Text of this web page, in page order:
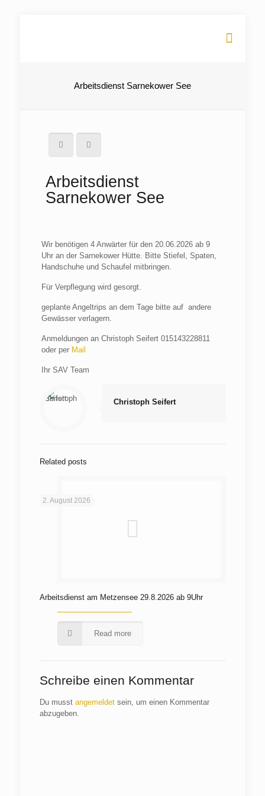
Arbeitsdienst Sarnekower See
Arbeitsdienst
Sarnekower See
Wir benötigen 4 Anwärter für den 20.06.2026 ab 9
Uhr an der Sarnekower Hütte. Bitte Stiefel, Spaten,
Handschuhe und Schaufel mitbringen.
Für Verpflegung wird gesorgt.
geplante Angeltrips an dem Tage bitte auf andere
Gewässer verlagern.
Anmeldungen an Christoph Seifert 015143228811
oder per Mail
Ihr SAV Team
Christoph Seifert
Related posts
2. August 2026
Arbeitsdienst am Metzensee 29.8.2026 ab 9Uhr
Read more
Schreibe einen Kommentar
Du musst angemeldetsein, um einen Kommentar
abzugeben.